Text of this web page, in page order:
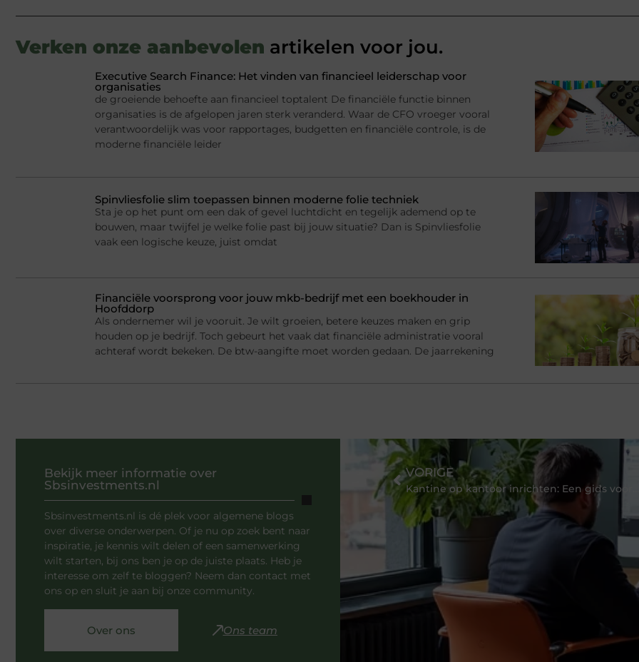
Verken onze aanbevolen artikelen voor jou.
Executive Search Finance: Het vinden van financieel leiderschap voor
organisaties
de groeiende behoefte aan financieel toptalent De financiële functie binnen
organisaties is de afgelopen jaren sterk veranderd. Waar de CFO vroeger vooral
verantwoordelijk was voor rapportages, budgetten en financiële controle, is de
moderne financiële leider
Spinvliesfolie slim toepassen binnen moderne folie techniek
Sta je op het punt om een dak of gevel luchtdicht en tegelijk ademend op te
bouwen, maar twijfel je welke folie past bij jouw situatie? Dan is Spinvliesfolie
vaak een logische keuze, juist omdat
Financiële voorsprong voor jouw mkb-bedrijf met een boekhouder in
Hoofddorp
Als ondernemer wil je vooruit. Je wilt groeien, betere keuzes maken en grip
houden op je bedrijf. Toch gebeurt het vaak dat financiële administratie vooral
achteraf wordt bekeken. De btw-aangifte moet worden gedaan. De jaarrekening
Bekijk meer informatie over
Sbsinvestments.nl
Sbsinvestments.nl is dé plek voor algemene blogs
over diverse onderwerpen. Of je nu op zoek bent naar
inspiratie, je kennis wilt delen of een samenwerking
wilt starten, bij ons ben je op de juiste plaats. Heb je
interesse om zelf te bloggen? Neem dan contact met
ons op en sluit je aan bij onze community.
Over ons Ons team
VORIGE